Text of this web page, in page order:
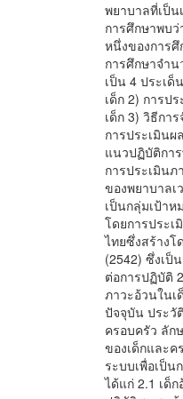
พยาบาลที่เป็น
การศึกษาพบว่
หนึ่งของการ
การศึกษาจำน
เป็น 4 ประเด็
เด็ก 2) การป
เด็ก 3) วิธีกา
การประเมิน
แนวปฏิบัติกา
การประเมินภ
ของพยาบาล
เป็นกลุ่มเป้าห
โดยการประเ
ไทยซึ่งสร้าง
(2542) ซึ่งเป็
ต่อการปฏิบัติ
ภาวะอ้วนในเ
ปัจจุบัน ประวั
ครอบครัว ลัก
ของเด็กและค
ระบบเพื่อเป็
ได้แก่ 2.1 เด็